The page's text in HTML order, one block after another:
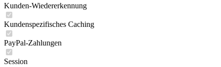
Kunden-Wiedererkennung
Kundenspezifisches Caching
PayPal-Zahlungen
Session